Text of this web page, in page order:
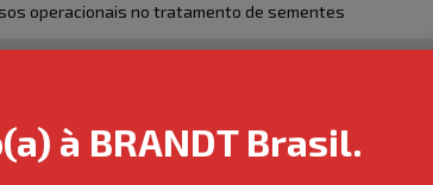
operacionais no tratamento de sementes
de resíduos e poeira no sistema
à BRANDT Brasil.